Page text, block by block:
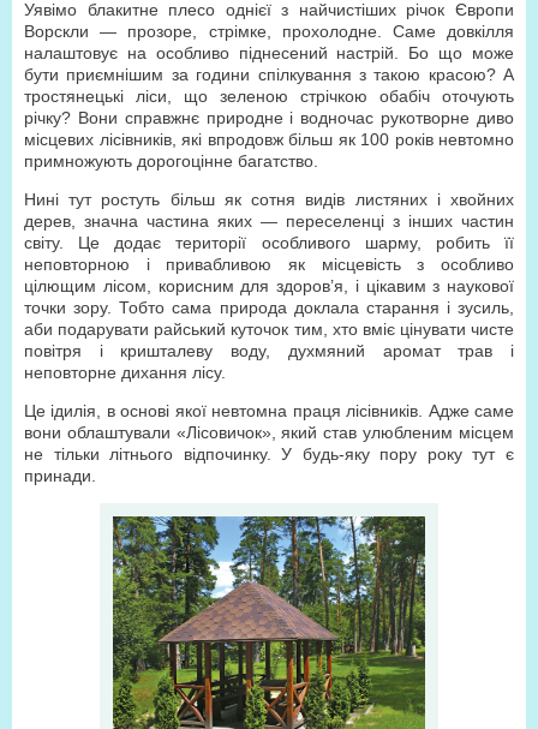
Уявімо блакитне плесо однієї з найчистіших річок Європи
Ворскли — прозоре, стрімке, прохолодне. Саме довкілля
налаштовує на особливо піднесений настрій. Бо що може
бути приємнішим за години спілкування з такою красою? А
тростянецькі ліси, що зеленою стрічкою обабіч оточують
річку? Вони справжнє природне і водночас рукотворне диво
місцевих лісівників, які впродовж більш як 100 років невтомно
примножують дорогоцінне багатство.
Нині тут ростуть більш як сотня видів листяних і хвойних
дерев, значна частина яких — переселенці з інших частин
світу. Це додає території особливого шарму, робить її
неповторною і привабливою як місцевість з особливо
цілющим лісом, корисним для здоров’я, і цікавим з наукової
точки зору. Тобто сама природа доклала старання і зусиль,
аби подарувати райський куточок тим, хто вміє цінувати чисте
повітря і кришталеву воду, духмяний аромат трав і
неповторне дихання лісу.
Це ідилія, в основі якої невтомна праця лісівників. Адже саме
вони облаштували «Лісовичок», який став улюбленим місцем
не тільки літнього відпочинку. У будь-яку пору року тут є
принади.